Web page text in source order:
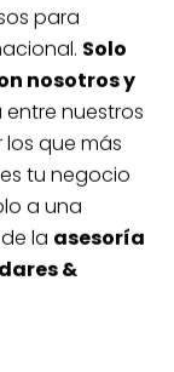
para
Solo
nosotros y
entre nuestros
que más
tu negocio
a una
la asesoría
&